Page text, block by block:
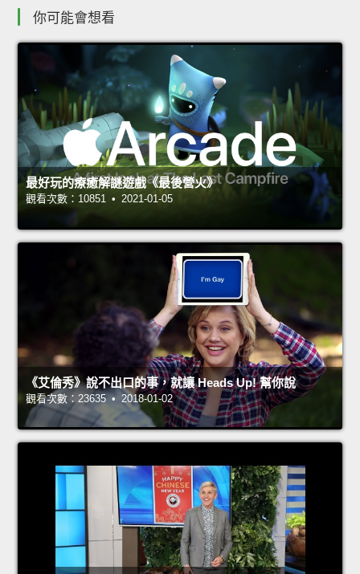
你可能會想看
最好玩的療癒解謎遊戲《最後營火》
觀看次數：10851 • 2021-01-05
《艾倫秀》說不出口的事，就讓 Heads Up! 幫你說
觀看次數：23635 • 2018-01-02